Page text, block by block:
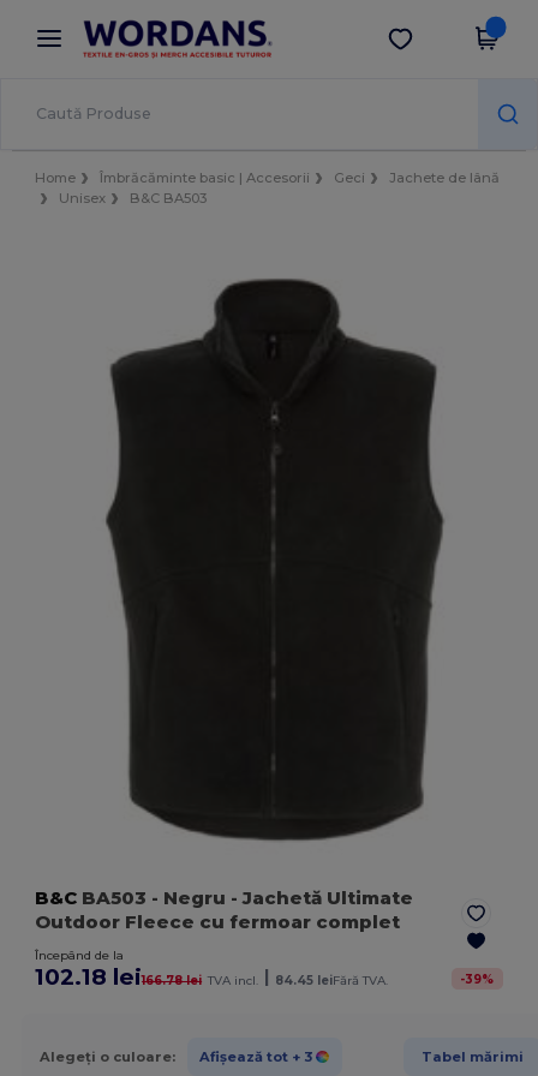
× Aplicația Wordans
Prețuri mai bune în aplicație!
Descarcă app
Home Îmbrăcăminte basic | Accesorii Geci
Jachete de lână
Unisex
B&C BA503
B&C BA503 - Negru - Jachetă Ultimate
Outdoor Fleece cu fermoar complet
Începând de la
102.18 lei166.78 lei TVA incl. | 84.45 leiFără TVA. -39%
Alegeți o culoare: Afișează tot + 3 Tabel mărimi